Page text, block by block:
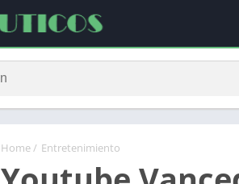
Home/ Entretenimiento